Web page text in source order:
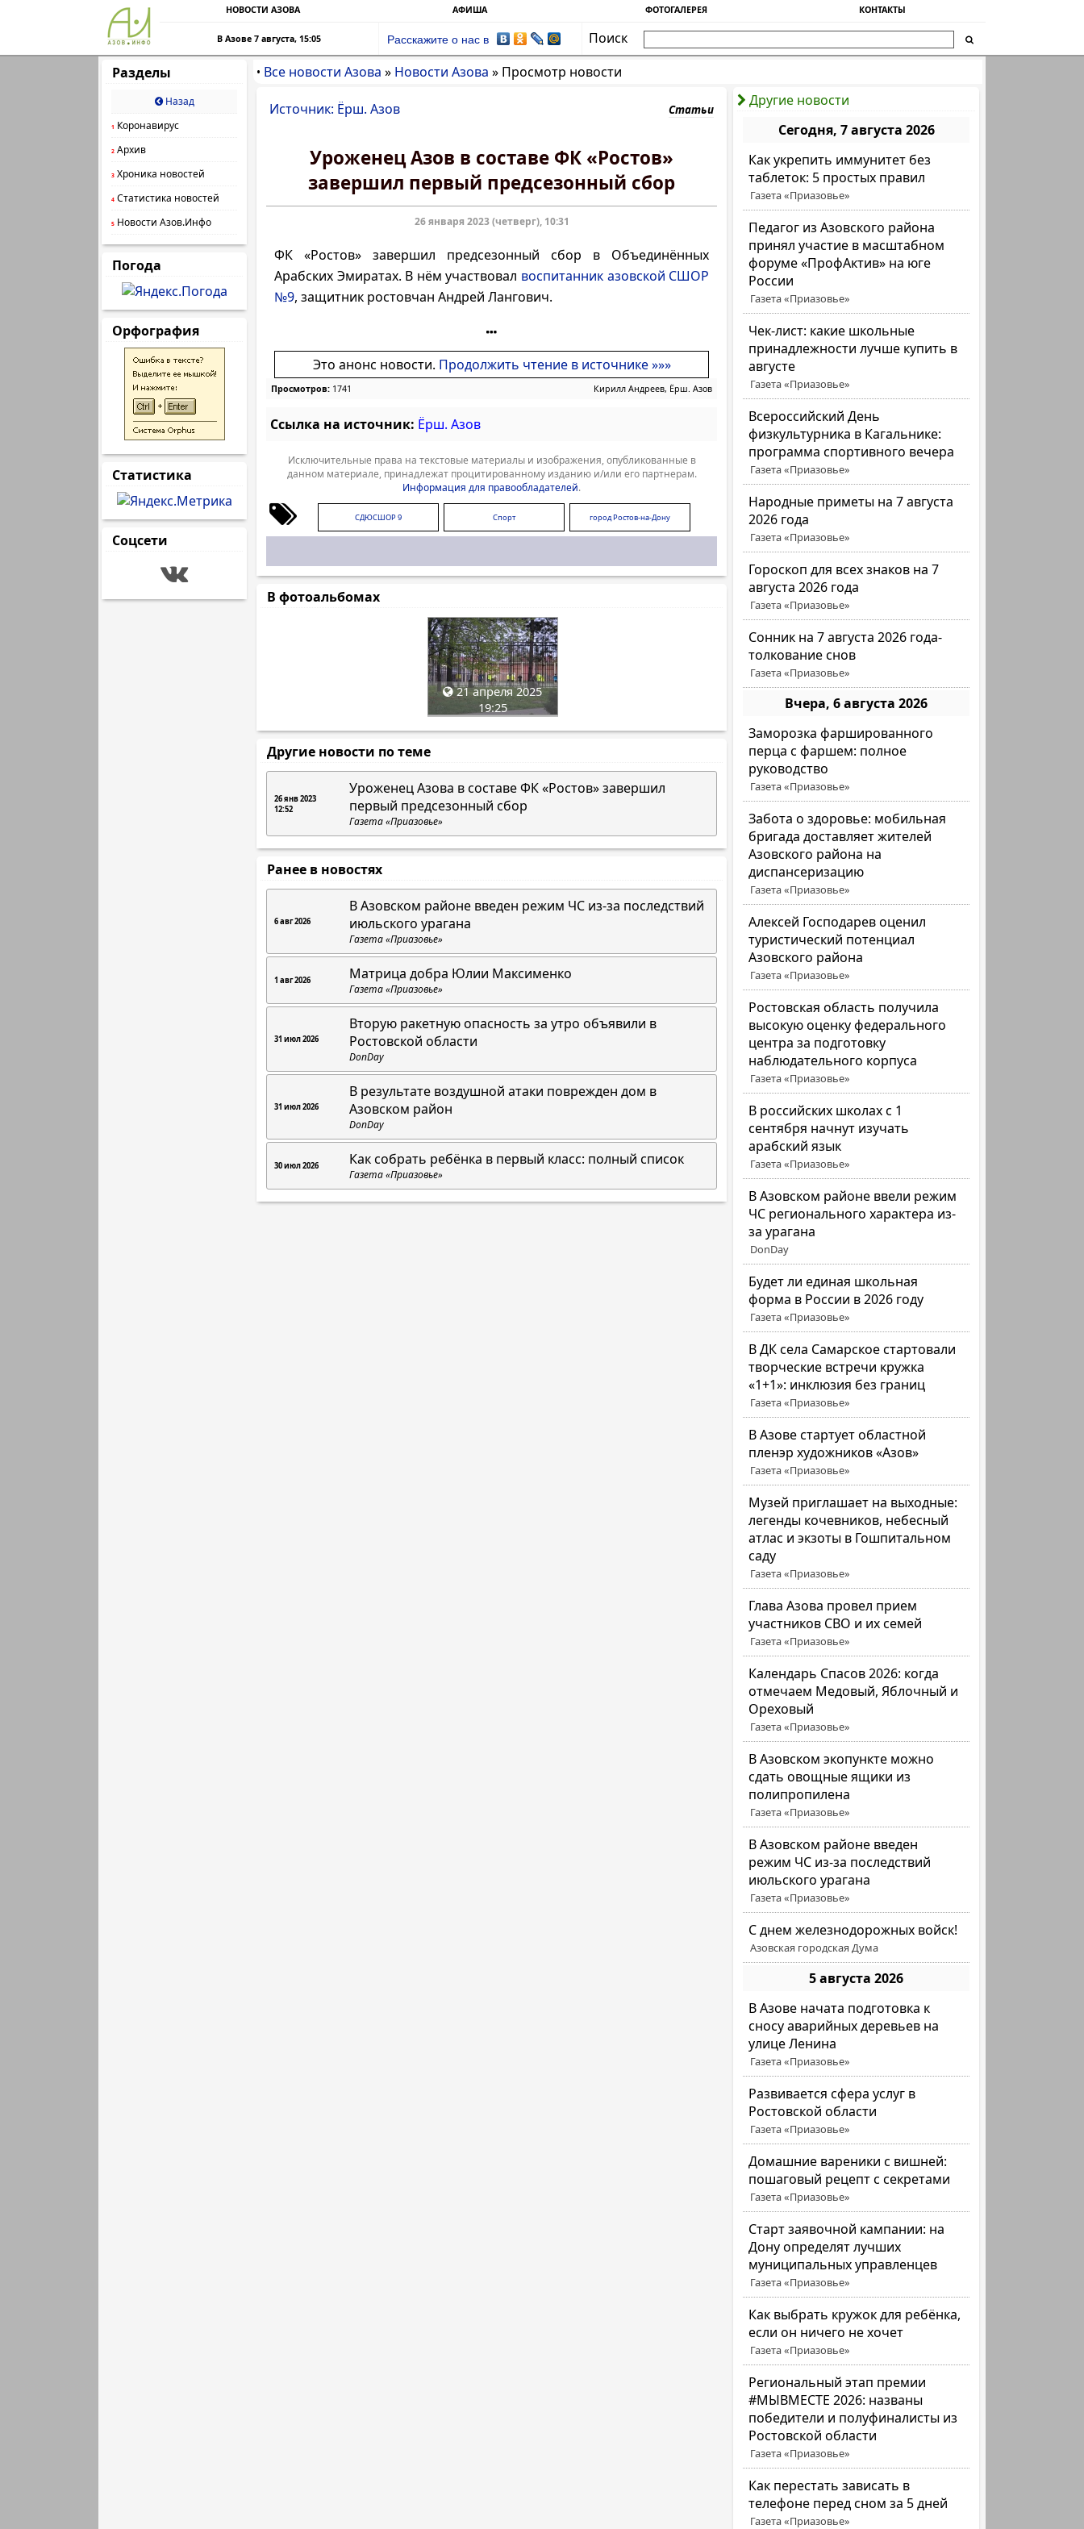
НОВОСТИ АЗОВА АФИША ФОТОГАЛЕРЕЯ КОНТАКТЫ
В Азове 7 августа, 15:05 Расскажите о нас в
Поиск
Разделы
Назад
1 Коронавирус
2 Архив
3 Хроника новостей
4 Статистика новостей
5 Новости Азов.Инфо
Погода
Орфография
Статистика
Соцсети
• Все новости Азова » Новости Азова » Просмотр новости
Другие новости
Сегодня, 7 августа 2026
Как укрепить иммунитет без
таблеток: 5 простых правил
Газета «Приазовье»
Педагог из Азовского района
принял участие в масштабном
форуме «ПрофАктив» на юге
России
Газета «Приазовье»
Чек-лист: какие школьные
принадлежности лучше купить в
августе
Газета «Приазовье»
Всероссийский День
физкультурника в Кагальнике:
программа спортивного вечера
Газета «Приазовье»
Народные приметы на 7 августа
2026 года
Газета «Приазовье»
Гороскоп для всех знаков на 7
августа 2026 года
Газета «Приазовье»
Сонник на 7 августа 2026 года-
толкование снов
Газета «Приазовье»
Вчера, 6 августа 2026
Заморозка фаршированного
перца с фаршем: полное
руководство
Газета «Приазовье»
Забота о здоровье: мобильная
бригада доставляет жителей
Азовского района на
диспансеризацию
Газета «Приазовье»
Алексей Господарев оценил
туристический потенциал
Азовского района
Газета «Приазовье»
Ростовская область получила
высокую оценку федерального
центра за подготовку
наблюдательного корпуса
Газета «Приазовье»
В российских школах с 1
сентября начнут изучать
арабский язык
Газета «Приазовье»
В Азовском районе ввели режим
ЧС регионального характера из-
за урагана
DonDay
Будет ли единая школьная
форма в России в 2026 году
Газета «Приазовье»
В ДК села Самарское стартовали
творческие встречи кружка
«1+1»: инклюзия без границ
Газета «Приазовье»
В Азове стартует областной
пленэр художников «Азов»
Газета «Приазовье»
Музей приглашает на выходные:
легенды кочевников, небесный
атлас и экзоты в Гошпитальном
саду
Газета «Приазовье»
Глава Азова провел прием
участников СВО и их семей
Газета «Приазовье»
Календарь Спасов 2026: когда
отмечаем Медовый, Яблочный и
Ореховый
Газета «Приазовье»
В Азовском экопункте можно
сдать овощные ящики из
полипропилена
Газета «Приазовье»
В Азовском районе введен
режим ЧС из-за последствий
июльского урагана
Газета «Приазовье»
С днем железнодорожных войск!
Азовская городская Дума
5 августа 2026
В Азове начата подготовка к
сносу аварийных деревьев на
улице Ленина
Газета «Приазовье»
Развивается сфера услуг в
Ростовской области
Газета «Приазовье»
Домашние вареники с вишней:
пошаговый рецепт с секретами
Газета «Приазовье»
Старт заявочной кампании: на
Дону определят лучших
муниципальных управленцев
Газета «Приазовье»
Как выбрать кружок для ребёнка,
если он ничего не хочет
Газета «Приазовье»
Региональный этап премии
#МЫВМЕСТЕ 2026: названы
победители и полуфиналисты из
Ростовской области
Газета «Приазовье»
Как перестать зависать в
телефоне перед сном за 5 дней
Газета «Приазовье»
Источник: Ёрш. Азов Статьи
Уроженец Азов в составе ФК «Ростов»
завершил первый предсезонный сбор
26 января 2023 (четверг), 10:31
ФК «Ростов» завершил предсезонный сбор в Объединённых
Арабских Эмиратах. В нём участвовал воспитанник азовской СШОР
№9, защитник ростовчан Андрей Лангович.
Это анонс новости. Продолжить чтение в источнике »»»
Просмотров: 1741 Кирилл Андреев, Ёрш. Азов
Ссылка на источник: Ёрш. Азов
Исключительные права на текстовые материалы и изображения, опубликованные в
данном материале, принадлежат процитированному изданию и/или его партнерам.
Информация для правообладателей.
СДЮСШОР 9 Спорт город Ростов-на-Дону
В фотоальбомах
21 апреля 2025
19:25
Другие новости по теме
26 янв 2023
12:52
Уроженец Азова в составе ФК «Ростов» завершил
первый предсезонный сбор
Газета «Приазовье»
Ранее в новостях
6 авг 2026
В Азовском районе введен режим ЧС из-за последствий
июльского урагана
Газета «Приазовье»
1 авг 2026 Матрица добра Юлии Максименко
Газета «Приазовье»
31 июл 2026
Вторую ракетную опасность за утро объявили в
Ростовской области
DonDay
31 июл 2026
В результате воздушной атаки поврежден дом в
Азовском район
DonDay
30 июл 2026 Как собрать ребёнка в первый класс: полный список
Газета «Приазовье»